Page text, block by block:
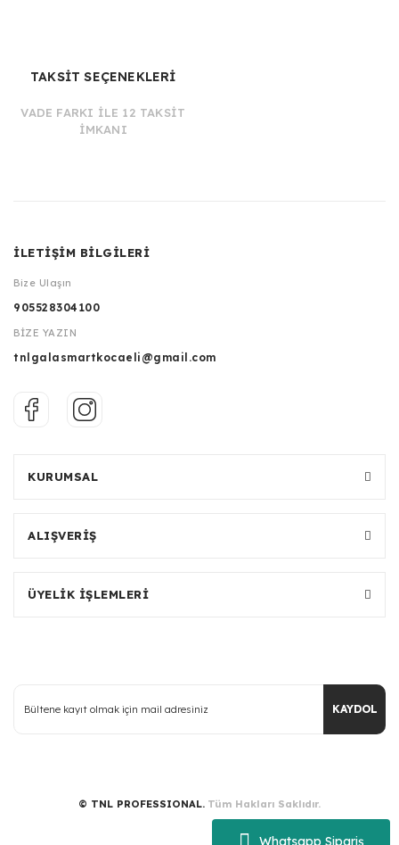
Whatsapp Sipariş
TAKSİT SEÇENEKLERİ
VADE FARKI İLE 12 TAKSİT
İMKANI
İLETİŞİM BİLGİLERİ
Bize Ulaşın
905528304100
BİZE YAZIN
tnlgalasmartkocaeli@gmail.com
KURUMSAL
ALIŞVERİŞ
ÜYELİK İŞLEMLERİ
KAYDOL
© TNL PROFESSIONAL. Tüm Hakları Saklıdır.